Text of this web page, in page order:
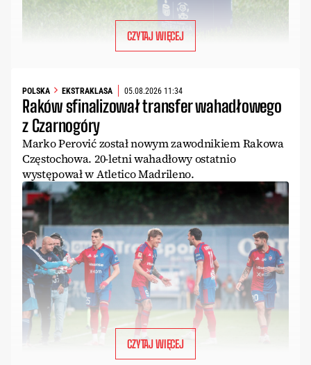
CZYTAJ WIĘCEJ
POLSKA EKSTRAKLASA 05.08.2026 11:34
Raków sfinalizował transfer wahadłowego
z Czarnogóry
Marko Perović został nowym zawodnikiem Rakowa
Częstochowa. 20-letni wahadłowy ostatnio
występował w Atletico Madrileno.
CZYTAJ WIĘCEJ